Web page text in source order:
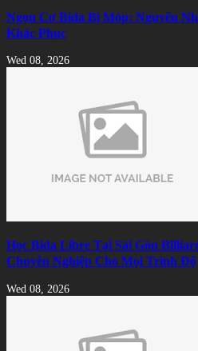
Ngọn Cơ Bida Bị Móp: Nguyên
Khắc Phục
Wed 08, 2026
Học Bida Libre Tại Sài Gòn
Chuyên Nghiệp Cho Mọi Trình Độ
Wed 08, 2026